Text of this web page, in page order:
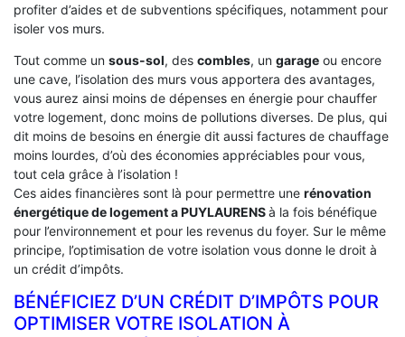
profiter d’aides et de subventions spécifiques, notamment pour
isoler vos murs.
Tout comme un sous-sol, des combles, un garage ou encore
une cave, l’isolation des murs vous apportera des avantages,
vous aurez ainsi moins de dépenses en énergie pour chauffer
votre logement, donc moins de pollutions diverses. De plus, qui
dit moins de besoins en énergie dit aussi factures de chauffage
moins lourdes, d’où des économies appréciables pour vous,
tout cela grâce à l’isolation !
Ces aides financières sont là pour permettre une rénovation
énergétique de logement aPUYLAURENSà la fois bénéfique
pour l’environnement et pour les revenus du foyer. Sur le même
principe, l’optimisation de votre isolation vous donne le droit à
un crédit d’impôts.
BÉNÉFICIEZ D’UN CRÉDIT D’IMPÔTS POUR
OPTIMISER VOTRE ISOLATION À